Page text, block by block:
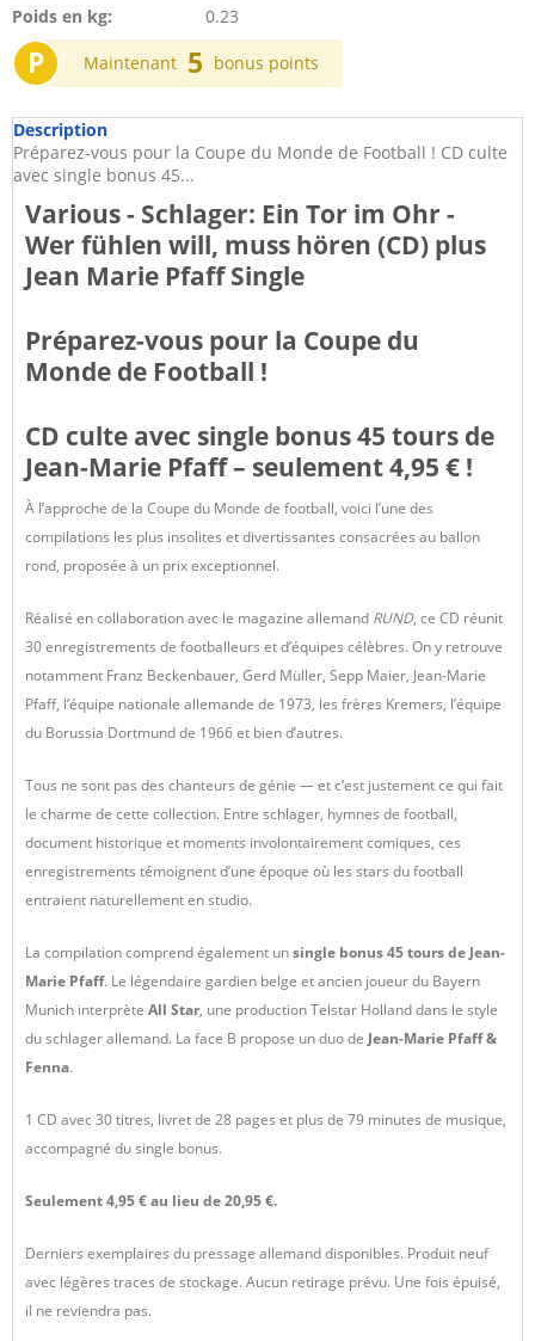
Poids en kg:
0.23
P Maintenant 5 bonus points
Description
Préparez-vous pour la Coupe du Monde de Football ! CD culte
avec single bonus 45...
Various - Schlager: Ein Tor im Ohr -
Wer fühlen will, muss hören (CD) plus
Jean Marie Pfaff Single
Préparez-vous pour la Coupe du
Monde de Football !
CD culte avec single bonus 45 tours de
Jean-Marie Pfaff – seulement 4,95 € !
À l’approche de la Coupe du Monde de football, voici l’une des
compilations les plus insolites et divertissantes consacrées au ballon
rond, proposée à un prix exceptionnel.
Réalisé en collaboration avec le magazine allemand RUND, ce CD réunit
30 enregistrements de footballeurs et d’équipes célèbres. On y retrouve
notamment Franz Beckenbauer, Gerd Müller, Sepp Maier, Jean-Marie
Pfaff, l’équipe nationale allemande de 1973, les frères Kremers, l’équipe
du Borussia Dortmund de 1966 et bien d’autres.
Tous ne sont pas des chanteurs de génie — et c’est justement ce qui fait
le charme de cette collection. Entre schlager, hymnes de football,
document historique et moments involontairement comiques, ces
enregistrements témoignent d’une époque où les stars du football
entraient naturellement en studio.
La compilation comprend également unsingle bonus 45 tours de Jean-
Marie Pfaff. Le légendaire gardien belge et ancien joueur du Bayern
Munich interprète All Star, une production Telstar Holland dans le style
du schlager allemand. La face B propose un duo de Jean-Marie Pfaff &
Fenna.
1 CD avec 30 titres, livret de 28 pages et plus de 79 minutes de musique,
accompagné du single bonus.
Seulement 4,95 € au lieu de 20,95 €.
Derniers exemplaires du pressage allemand disponibles. Produit neuf
avec légères traces de stockage. Aucun retirage prévu. Une fois épuisé,
il ne reviendra pas.